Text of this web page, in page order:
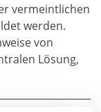
vermeintlichen
werden.
von
Lösung,